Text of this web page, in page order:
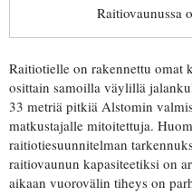
Raitiovaunussa
Raitiotielle on rakennettu omat
osittain samoilla väylillä
33 metriä pitkiä Alstomin
matkustajalle mitoitettuja.
raitiotiesuunnitelman
raitiovaunun kapasiteetiksi on
aikaan vuorovälin tiheys on